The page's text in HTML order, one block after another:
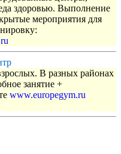
здоровью. Выполнение
мероприятия для
В разных районах
занятие +
www.europegym.ru